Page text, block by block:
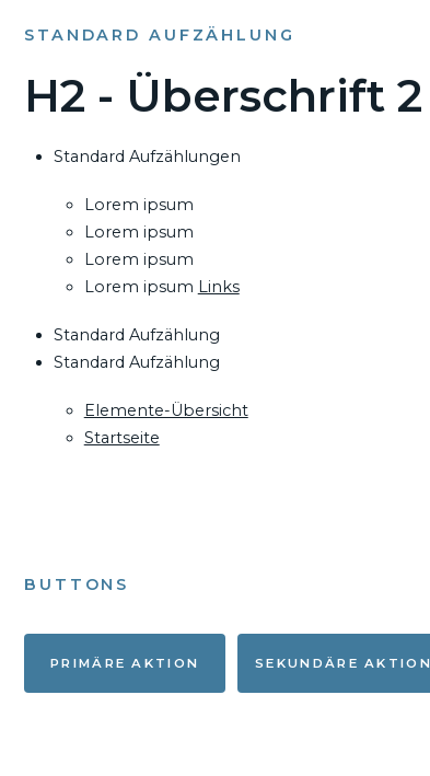
STANDARD AUFZÄHLUNG
H2 - Überschrift 2
Standard Aufzählungen
Lorem ipsum
Lorem ipsum
Lorem ipsum
Lorem ipsum Links
Standard Aufzählung
Standard Aufzählung
Elemente-Übersicht
Startseite
BUTTONS
PRIMÄRE AKTION SEKUNDÄRE AKTION